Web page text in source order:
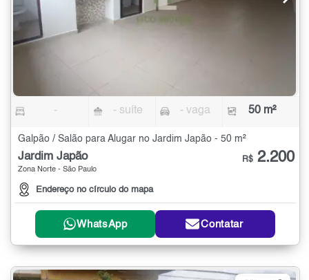
- - suíte - vaga 50 m²
Galpão / Salão para Alugar no Jardim Japão - 50 m²
Jardim Japão
Zona Norte - São Paulo
Endereço no círculo do mapa
R$ 2.200
WhatsApp Contatar